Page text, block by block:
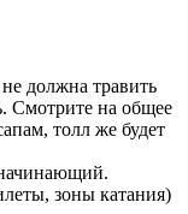
должна травить
Смотрите на общее
толл же будет
зоны катания)